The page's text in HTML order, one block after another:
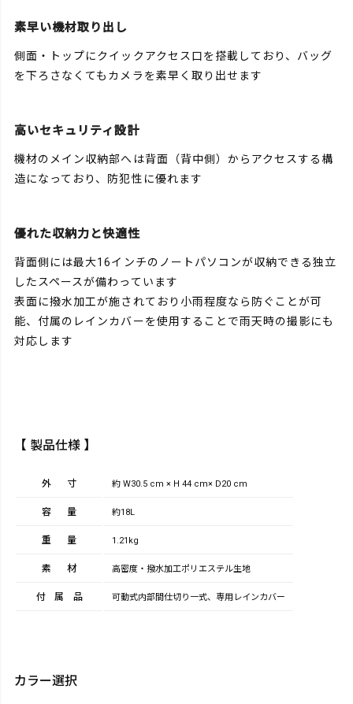
素早い機材取り出し
側面・トップにクイックアクセス口を搭載しており、バッグ
を下ろさなくてもカメラを素早く取り出せます
高いセキュリティ設計
機材のメイン収納部へは背面（背中側）からアクセスする構
造になっており、防犯性に優れます
優れた収納力と快適性
背面側には最大16インチのノートパソコンが収納できる独立
したスペースが備わっています
表面に撥水加工が施されており小雨程度なら防ぐことが可
能、付属のレインカバーを使用することで雨天時の撮影にも
対応します
【 製品仕様 】
外寸 約 W30.5 cm × H 44 cm× D20 cm
容量 約18L
重量 1.21kg
素材 高密度・撥水加工ポリエステル生地
付属品 可動式内部間仕切り一式、専用レインカバー
カラー選択